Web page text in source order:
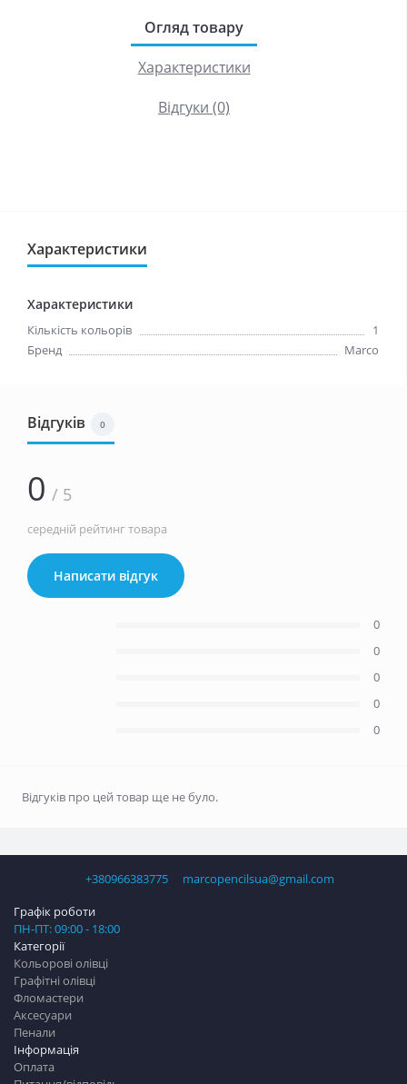
Огляд товару
Характеристики
Відгуки (0)
Характеристики
Характеристики
Кількість кольорів
1
Бренд
Marco
Відгуків 0
0 / 5
середній рейтинг товара
Написати відгук
0
0
0
0
0
Відгуків про цей товар ще не було.
+380966383775 marcopencilsua@gmail.com
Категорії
Кольорові олівці
Графітні олівці
Фломастери
Аксесуари
Пенали
Інформація
Оплата
Графік роботи
ПН-ПТ: 09:00 - 18:00